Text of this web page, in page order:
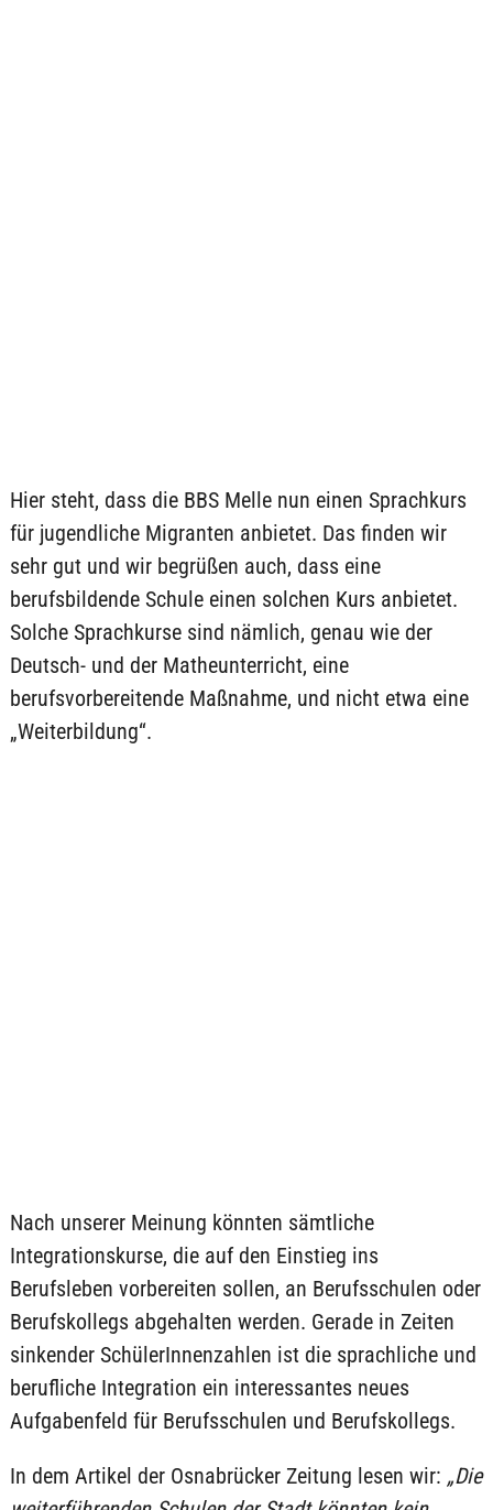
Hier steht, dass die BBS Melle nun einen Sprachkurs
für jugendliche Migranten anbietet. Das finden wir
sehr gut und wir begrüßen auch, dass eine
berufsbildende Schule einen solchen Kurs anbietet.
Solche Sprachkurse sind nämlich, genau wie der
Deutsch- und der Matheunterricht, eine
berufsvorbereitende Maßnahme, und nicht etwa eine
„Weiterbildung“.
Nach unserer Meinung könnten sämtliche
Integrationskurse, die auf den Einstieg ins
Berufsleben vorbereiten sollen, an Berufsschulen oder
Berufskollegs abgehalten werden. Gerade in Zeiten
sinkender SchülerInnenzahlen ist die sprachliche und
berufliche Integration ein interessantes neues
Aufgabenfeld für Berufsschulen und Berufskollegs.
In dem Artikel der Osnabrücker Zeitung lesen wir: „Die